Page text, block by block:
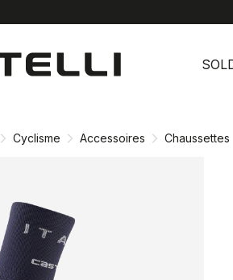
Cyclisme Accessoires Chaussettes